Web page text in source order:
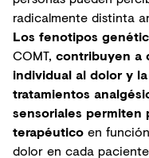
radicalmente distinta
Los fenotipos
COMT, contribuyen a
individual al dolor y
tratamientos
sensoriales permiten
terapéutico en
dolor en cada